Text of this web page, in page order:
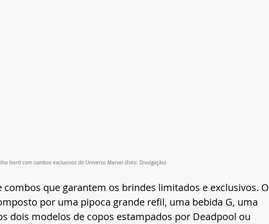
Nerd com combos exclusivos do Universo Marvel (Foto: Divulgação)
combos que garantem os brindes limitados e exclusivos. O
por uma pipoca grande refil, uma bebida G, uma
dois modelos de copos estampados por Deadpool ou